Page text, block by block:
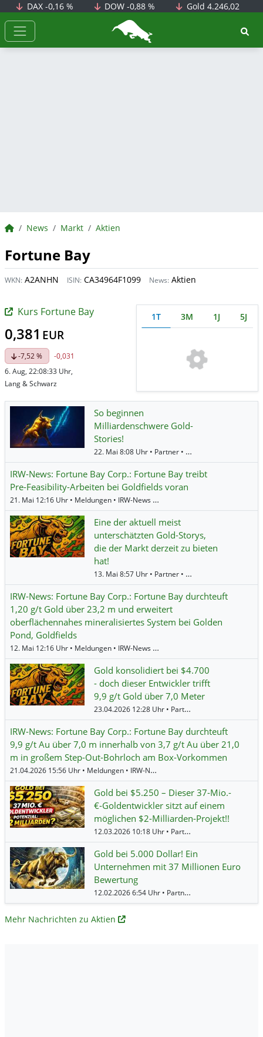
DAX -0,16 % DOW-0,88 % Gold 4.246,02
BörsenNEWS.de
BörsenNEWS.de
News Markt Aktien
Fortune Bay
WKN: A2ANHN ISIN: CA34964F1099 News: Aktien
Kurs Fortune Bay
0,381EUR
-7,52 %
-0,031
6. Aug, 22:08:33 Uhr,
Lang & Schwarz
1T 3M 1J 5J
So beginnen
Milliardenschwere Gold-
Stories!
22. Mai 8:08 Uhr • Partner • MediaFeed •
IRW-News: Fortune Bay Corp.: Fortune Bay treibt
Pre-Feasibility-Arbeiten bei Goldfields voran
21. Mai 12:16 Uhr • Meldungen • IRW-News •Fortune Bay
Eine der aktuell meist
unterschätzten Gold-Storys,
die der Markt derzeit zu bieten
hat!
13. Mai 8:57 Uhr • Partner • MediaFeed •
IRW-News: Fortune Bay Corp.: Fortune Bay durchteuft
1,20 g/t Gold über 23,2 m und erweitert
oberflächennahes mineralisiertes System bei Golden
Pond, Goldfields
12. Mai 12:16 Uhr • Meldungen • IRW-News •Fortune Bay
Gold konsolidiert bei $4.700
- doch dieser Entwickler trifft
9,9 g/t Gold über 7,0 Meter
23.04.2026 12:28 Uhr • Partner • MediaFeed •
IRW-News: Fortune Bay Corp.: Fortune Bay durchteuft
9,9 g/t Au über 7,0 m innerhalb von 3,7 g/t Au über 21,0
m in großem Step-Out-Bohrloch am Box-Vorkommen
21.04.2026 15:56 Uhr • Meldungen • IRW-News •
Gold bei $5.250 – Dieser 37-Mio.-
€-Goldentwickler sitzt auf einem
möglichen $2-Milliarden-Projekt!!
12.03.2026 10:18 Uhr • Partner • MediaFeed •
Gold bei 5.000 Dollar! Ein
Unternehmen mit 37 Millionen Euro
Bewertung
12.02.2026 6:54 Uhr • Partner • MediaFeed •
Mehr Nachrichten zu Aktien